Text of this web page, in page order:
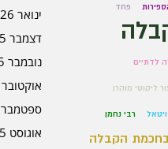
ינואר 2026
דצמבר 2025
נובמבר 2025
אוקטובר 2025
ספטמבר 2025
אוגוסט 2025
פחד
לדתיים
ליקוטי מוהרן
רבי נחמן
הקבלה